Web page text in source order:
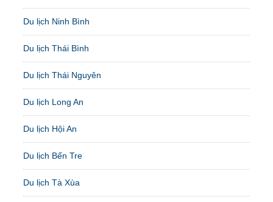
Du lịch Ninh Bình
Du lịch Thái Bình
Du lịch Thái Nguyên
Du lịch Long An
Du lịch Hội An
Du lịch Bến Tre
Du lịch Tà Xùa